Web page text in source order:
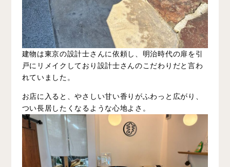
建物は東京の設計士さんに依頼し、明治時代の扉を引
戸にリメイクしており設計士さんのこだわりだと言わ
れていました。
お店に入ると、やさしい甘い香りがふわっと広がり、
つい長居したくなるような心地よさ。